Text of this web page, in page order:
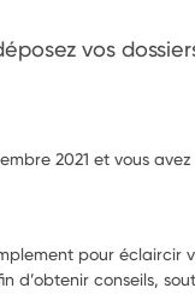
vos
2021 et vous
pour éclaircir
conseils,